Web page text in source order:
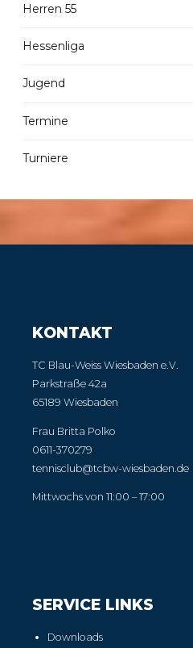
Herren 55
Hessenliga
Jugend
Termine
Turniere
KONTAKT
TC Blau-Weiss Wiesbaden e.V.
Parkstraße 42a
65189 Wiesbaden
Frau Britta Polko
0611-370279
tennisclub@tcbw-wiesbaden.de
Mittwochs von 11:00 – 17:00
SERVICE LINKS
Downloads